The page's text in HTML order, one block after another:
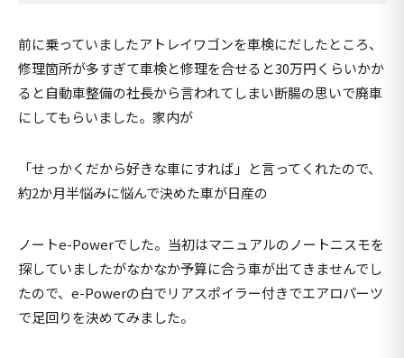
前に乗っていましたアトレイワゴンを車検にだしたところ、
修理箇所が多すぎて車検と修理を合せると30万円くらいかか
ると自動車整備の社長から言われてしまい断腸の思いで廃車
にしてもらいました。家内が
「せっかくだから好きな車にすれば」と言ってくれたので、
約2か月半悩みに悩んで決めた車が日産の
ノートe-Powerでした。当初はマニュアルのノートニスモを
探していましたがなかなか予算に合う車が出てきませんでし
たので、e-Powerの白でリアスポイラー付きでエアロパーツ
で足回りを決めてみました。